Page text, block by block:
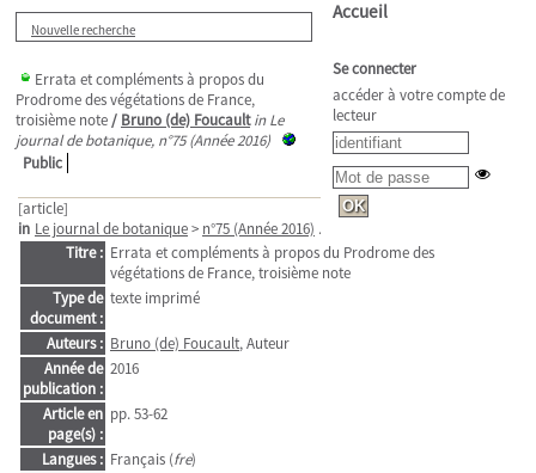
Nouvelle recherche
Errata et compléments à propos du
Prodrome des végétations de France,
troisième note/ Bruno (de) Foucault in Le
journal de botanique, n°75 (Année 2016)
Public
[article]
in Le journal de botanique> n°75 (Année 2016) . - pp. 53-62
Titre : Errata et compléments à propos du Prodrome des
végétations de France, troisième note
Type de
document :
texte imprimé
Auteurs : Bruno (de) Foucault, Auteur
Année de
publication :
2016
Article en
page(s) :
pp. 53-62
Langues : Français (fre)
Accueil
Se connecter
accéder à votre compte de
lecteur